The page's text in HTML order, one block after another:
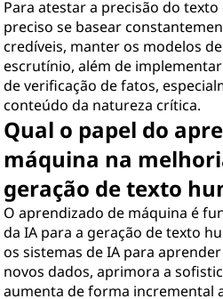
Para atestar a precisão do texto
preciso se basear
credíveis, manter os modelos
escrutínio, além de
de verificação de fatos,
conteúdo da natureza crítica.
Qual o papel do
máquina na
geração de texto
O aprendizado de máquina é
da IA para a geração de texto
os sistemas de IA para
novos dados, aprimora a
aumenta de forma incremental